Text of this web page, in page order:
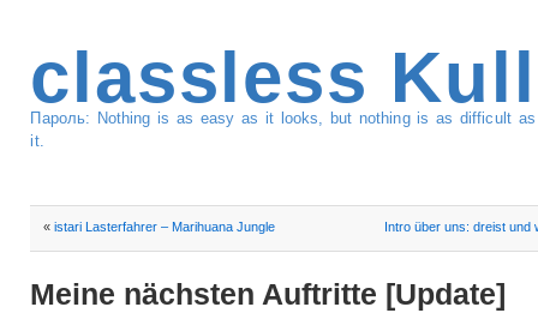
classless
Пароль: Nothing is as easy as it looks, but nothing is as difficult
it.
«istari Lasterfahrer – Marihuana Jungle Intro über uns: dreist und
Meine nächsten Auftritte [Update]